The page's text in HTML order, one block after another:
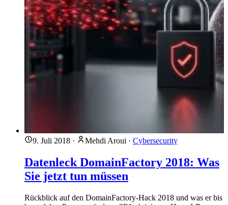
9. Juli 2018 · Mehdi Aroui · Cybersecurity
Datenleck DomainFactory 2018: Was
Sie jetzt tun müssen
Rückblick auf den DomainFactory-Hack 2018 und was er bis